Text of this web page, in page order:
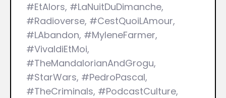
#EtAlors, #LaNuitDuDimanche,
#Radioverse, #CestQuoiLAmour,
#LAbandon, #MyleneFarmer,
#VivaldiEtMoi,
#TheMandalorianAndGrogu,
#StarWars, #PedroPascal,
#TheCriminals, #PodcastCulture,